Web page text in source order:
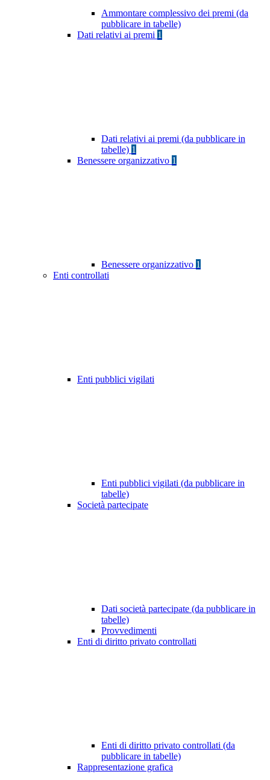
Ammontare complessivo dei premi (da
pubblicare in tabelle)
Dati relativi ai premi 1
Dati relativi ai premi (da pubblicare in
tabelle) 1
Benessere organizzativo 1
Benessere organizzativo 1
Enti controllati
Enti pubblici vigilati
Enti pubblici vigilati (da pubblicare in
tabelle)
Società partecipate
Dati società partecipate (da pubblicare in
tabelle)
Provvedimenti
Enti di diritto privato controllati
Enti di diritto privato controllati (da
pubblicare in tabelle)
Rappresentazione grafica